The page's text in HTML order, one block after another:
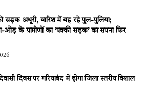
सड़क अधूरी, बारिश में बह रहे पुल-पुलिया;
ओड़ के ग्रामीणों का ‘पक्की सड़क’ का सपना फिर
दिवस पर गरियाबंद में होगा जिला स्तरीय विशाल